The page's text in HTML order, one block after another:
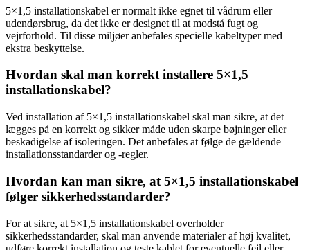
5×1,5 installationskabel er normalt ikke egnet til vådrum eller
udendørsbrug, da det ikke er designet til at modstå fugt og
vejrforhold. Til disse miljøer anbefales specielle kabeltyper med
ekstra beskyttelse.
Hvordan skal man korrekt installere 5×1,5
installationskabel?
Ved installation af 5×1,5 installationskabel skal man sikre, at det
lægges på en korrekt og sikker måde uden skarpe bøjninger eller
beskadigelse af isoleringen. Det anbefales at følge de gældende
installationsstandarder og -regler.
Hvordan kan man sikre, at 5×1,5 installationskabel
følger sikkerhedsstandarder?
For at sikre, at 5×1,5 installationskabel overholder
sikkerhedsstandarder, skal man anvende materialer af høj kvalitet,